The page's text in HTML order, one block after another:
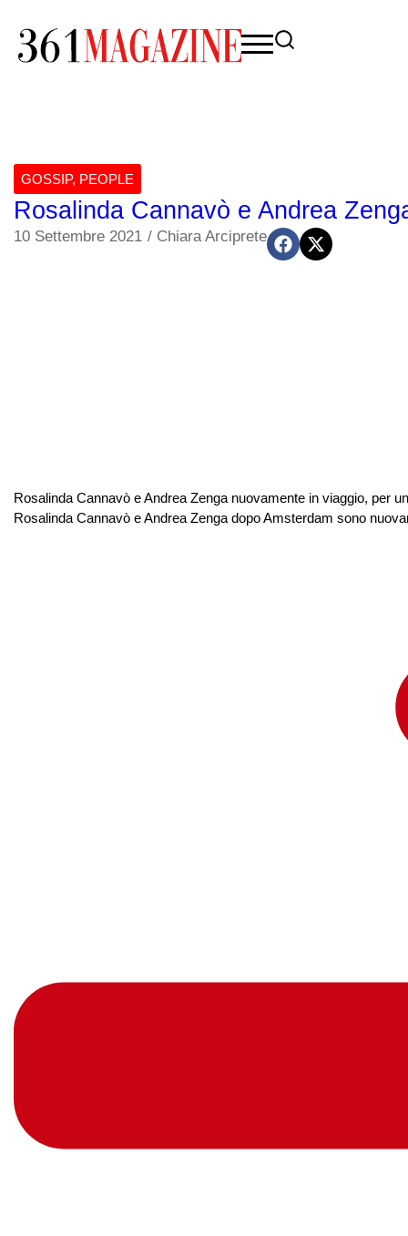
GOSSIP, PEOPLE
Rosalinda Cannavò e Andrea
10 Settembre 2021 / Chiara Arciprete
Rosalinda Cannavò e Andrea Zenga nuovamente in viaggio, per
Rosalinda Cannavò e Andrea Zenga dopo Amsterdam sono